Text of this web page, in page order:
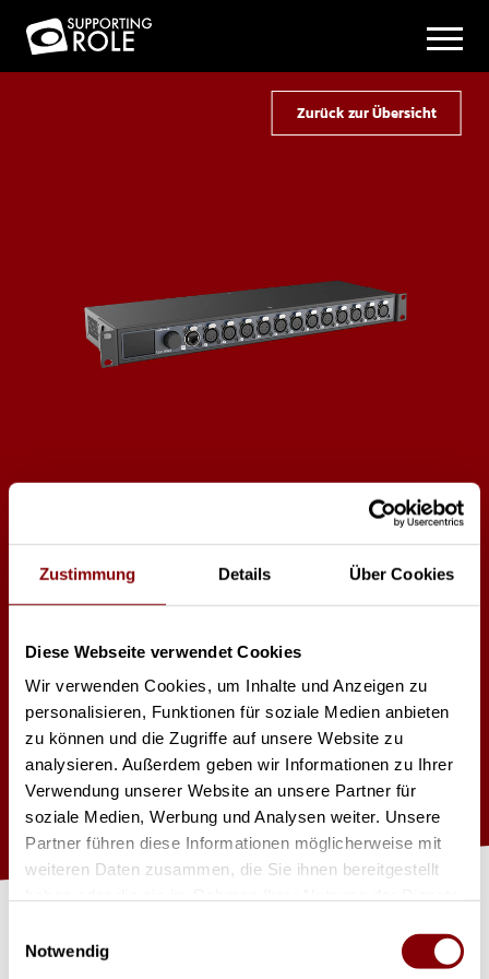
Zustimmung Details Über Cookies
Diese Webseite verwendet Cookies
Wir verwenden Cookies, um Inhalte und Anzeigen zu
personalisieren, Funktionen für soziale Medien anbieten
zu können und die Zugriffe auf unsere Website zu
analysieren. Außerdem geben wir Informationen zu Ihrer
Verwendung unserer Website an unsere Partner für
soziale Medien, Werbung und Analysen weiter. Unsere
Partner führen diese Informationen möglicherweise mit
weiteren Daten zusammen, die Sie ihnen bereitgestellt
Notwendig
Zurück zur Übersicht
Luminex LumiNode
12
Supported protocols:
Art-NetTM (1-4)
sACN ANSI E1.31-2018
RTTrPL (BlackTraX)
KiNET v1, v2
Port Speed 10/100/1000Mbps
J
et
zt
Pr
o
d
u
kt
a
nfr
a
g
e